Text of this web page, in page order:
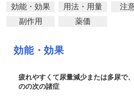
効能・効果 用法・用量 注
副作用
薬価
効能・効果
疲れやすくて尿量減少または多尿で
のの次の諸症